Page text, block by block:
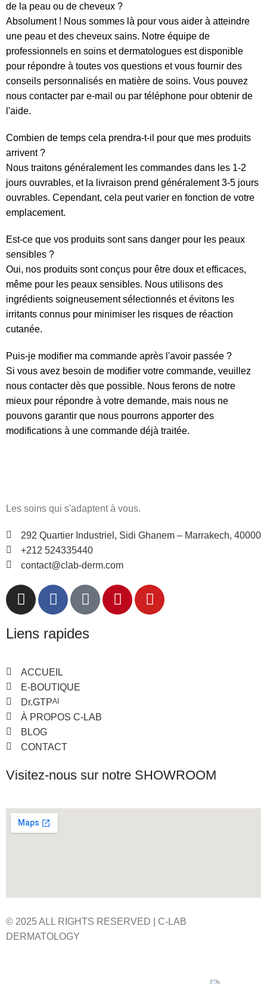
de la peau ou de cheveux ?
Absolument ! Nous sommes là pour vous aider à atteindre
une peau et des cheveux sains. Notre équipe de
professionnels en soins et dermatologues est disponible
pour répondre à toutes vos questions et vous fournir des
conseils personnalisés en matière de soins. Vous pouvez
nous contacter par e-mail ou par téléphone pour obtenir de
l'aide.
Combien de temps cela prendra-t-il pour que mes produits
arrivent ?
Nous traitons généralement les commandes dans les 1-2
jours ouvrables, et la livraison prend généralement 3-5 jours
ouvrables. Cependant, cela peut varier en fonction de votre
emplacement.
Est-ce que vos produits sont sans danger pour les peaux
sensibles ?
Oui, nos produits sont conçus pour être doux et efficaces,
même pour les peaux sensibles. Nous utilisons des
ingrédients soigneusement sélectionnés et évitons les
irritants connus pour minimiser les risques de réaction
cutanée.
Puis-je modifier ma commande après l'avoir passée ?
Si vous avez besoin de modifier votre commande, veuillez
nous contacter dès que possible. Nous ferons de notre
mieux pour répondre à votre demande, mais nous ne
pouvons garantir que nous pourrons apporter des
modifications à une commande déjà traitée.
Les soins qui s'adaptent à vous.
292 Quartier Industriel, Sidi Ghanem – Marrakech, 40000
+212 524335440
contact@clab-derm.com
Liens rapides
ACCUEIL
E-BOUTIQUE
Dr.GTPAI
À PROPOS C-LAB
BLOG
CONTACT
Visitez-nous sur notre SHOWROOM
© 2025 ALL RIGHTS RESERVED | C-LAB
DERMATOLOGY